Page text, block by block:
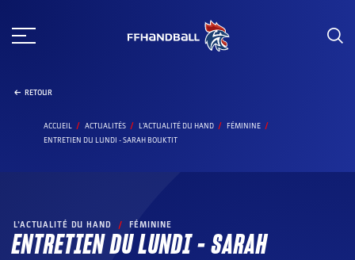
au
RETOUR
ACCUEIL ACTUALITÉS L’ACTUALITÉ DU HAND
FÉMININE
ENTRETIEN DU LUNDI - SARAH BOUKTIT
L’ACTUALITÉ DU HAND / FÉMININE
ENTRETIEN DU LUNDI – SARAH